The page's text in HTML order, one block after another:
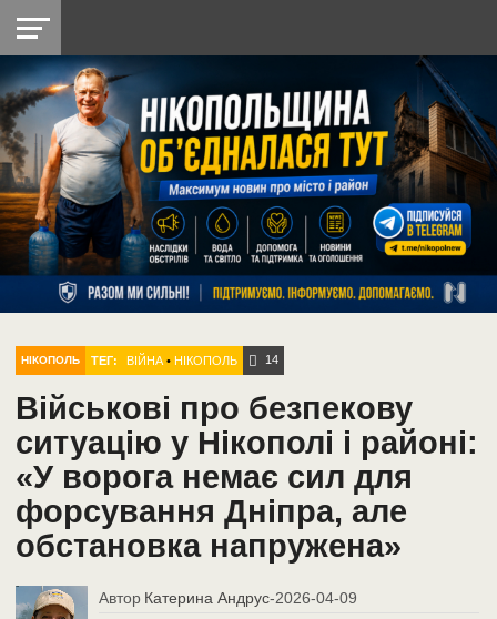
НІКОПОЛЬ
РАЙОН
СІЧЕСЛАВСЬКА
УКРАЇНА
РЕТРО
НІКОПОЛЬ
ЛАЙТ
УКРАЇНА
ДОПОМОГА
РАДІО
НІКОПОЛЬ ТЕГ: ВІЙНА •НІКОПОЛЬ 14
Військові про безпекову
ситуацію у Нікополі і районі:
«У ворога немає сил для
форсування Дніпра, але
обстановка напружена»
Автор Катерина Андрус-2026-04-09